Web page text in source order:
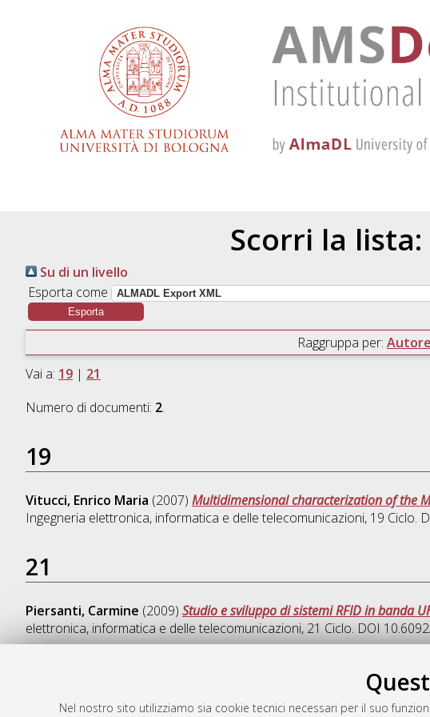
Nel nostro sito utilizziamo sia cookie tecnici necessari per il suo
Scorri la
Su di un livello
Esporta come
Raggruppa per: Autore
Vai a: 19| 21
Numero di documenti: 2.
19
Vitucci, Enrico Maria (2007) Multidimensional characterization of the
Ingegneria elettronica, informatica e delle telecomunicazioni, 19 Ciclo.
21
Piersanti, Carmine (2009) Studio e sviluppo di sistemi RFID in banda
elettronica, informatica e delle telecomunicazioni, 21 Ciclo. DOI
AMS Dottorato